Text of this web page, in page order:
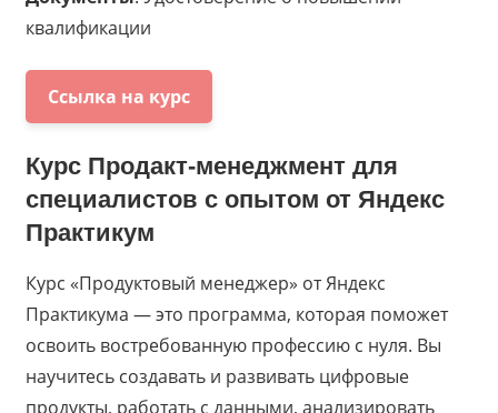
квалификации
Ссылка на курс
Курс Продакт-менеджмент для
специалистов с опытом от Яндекс
Практикум
Курс «Продуктовый менеджер» от Яндекс
Практикума — это программа, которая поможет
освоить востребованную профессию с нуля. Вы
научитесь создавать и развивать цифровые
продукты, работать с данными, анализировать